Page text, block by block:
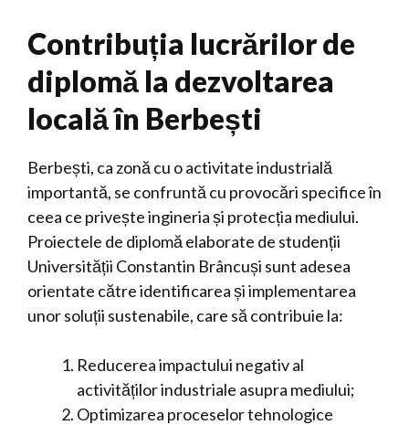
Contribuția lucrărilor de
diplomă la dezvoltarea
locală în Berbești
Berbești, ca zonă cu o activitate industrială
importantă, se confruntă cu provocări specifice în
ceea ce privește ingineria și protecția mediului.
Proiectele de diplomă elaborate de studenții
Universității Constantin Brâncuși sunt adesea
orientate către identificarea și implementarea
unor soluții sustenabile, care să contribuie la:
Reducerea impactului negativ al
activităților industriale asupra mediului;
Optimizarea proceselor tehnologice